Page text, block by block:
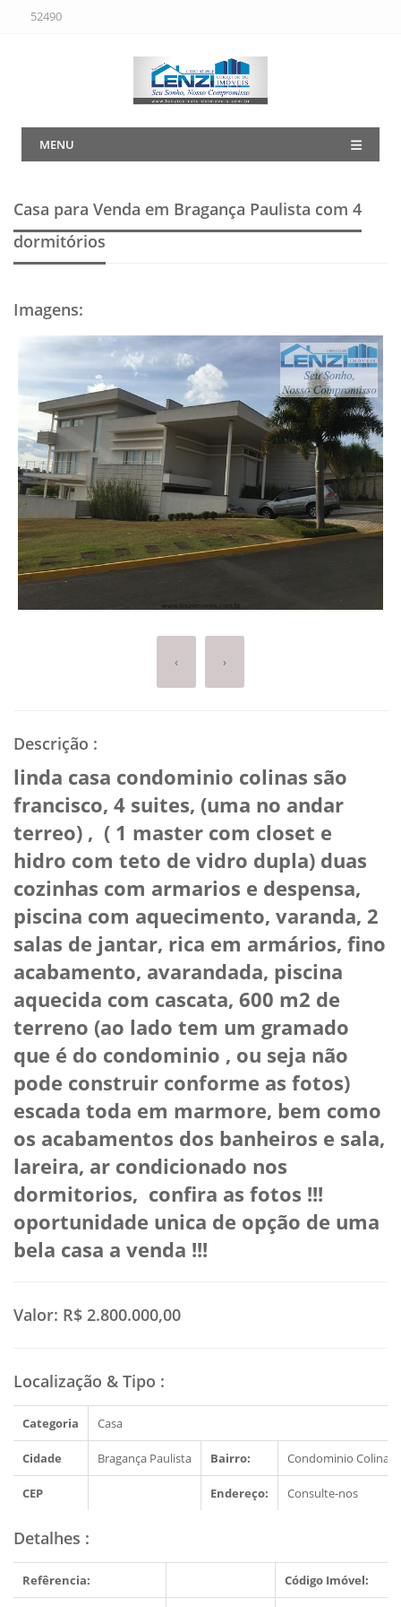
52490
MENU
Casa para Venda em Bragança Paulista com 4
dormitórios
Imagens:
‹ ›
Descrição :
linda casa condominio colinas são
francisco, 4 suites, (uma no andar
terreo) , ( 1 master com closet e
hidro com teto de vidro dupla) duas
cozinhas com armarios e despensa,
piscina com aquecimento, varanda, 2
salas de jantar, rica em armários, fino
acabamento, avarandada, piscina
aquecida com cascata, 600 m2 de
terreno (ao lado tem um gramado
que é do condominio , ou seja não
pode construir conforme as fotos)
escada toda em marmore, bem como
os acabamentos dos banheiros e sala,
lareira, ar condicionado nos
dormitorios, confira as fotos !!!
oportunidade unica de opção de uma
bela casa a venda !!!
Valor: R$ 2.800.000,00
Localização & Tipo :
Categoria Casa
Cidade Bragança Paulista Bairro: Condominio Colinas
CEP Endereço: Consulte-nos
Detalhes :
Refêrencia: Código Imóvel: